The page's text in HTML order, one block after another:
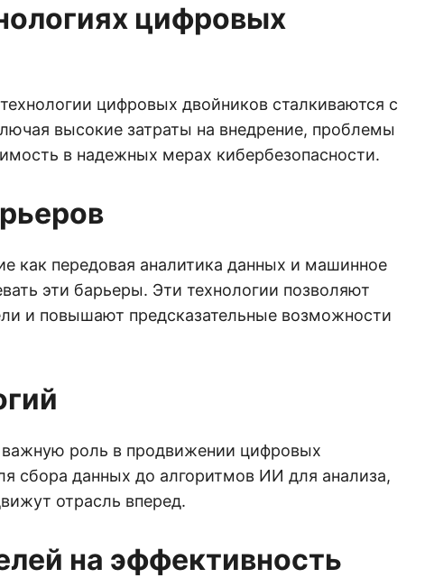
цифровых
цифровых двойников сталкиваются с
высокие затраты на внедрение, проблемы
в надежных мерах кибербезопасности.
как передовая аналитика данных и машинное
эти барьеры. Эти технологии позволяют
и повышают предсказательные возможности
роль в продвижении цифровых
сбора данных до алгоритмов ИИ для анализа,
отрасль вперед.
на эффективность